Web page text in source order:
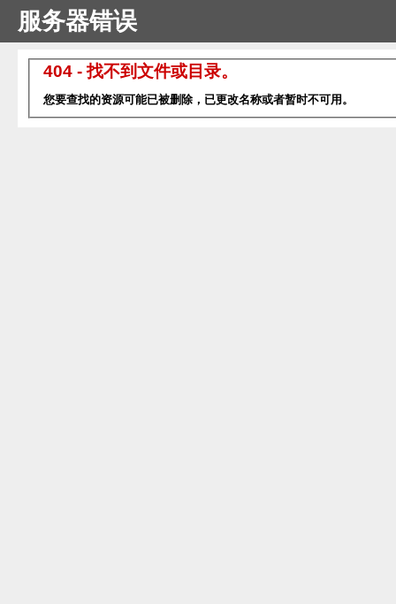
服务器错误
404 - 找不到文件或目录。
您要查找的资源可能已被删除，已更改名称或者暂时不可用。